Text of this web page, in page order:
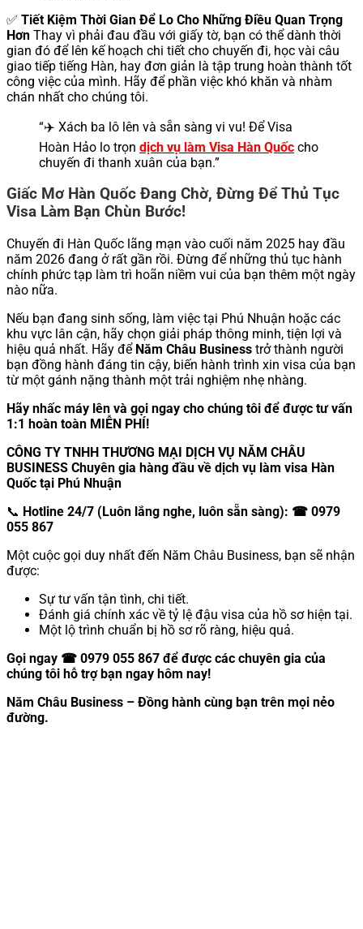
✅ Tiết Kiệm Thời Gian Để Lo Cho Những Điều Quan Trọng
Hơn Thay vì phải đau đầu với giấy tờ, bạn có thể dành thời
gian đó để lên kế hoạch chi tiết cho chuyến đi, học vài câu
giao tiếp tiếng Hàn, hay đơn giản là tập trung hoàn thành tốt
công việc của mình. Hãy để phần việc khó khăn và nhàm
chán nhất cho chúng tôi.
“✈️ Xách ba lô lên và sẵn sàng vi vu! Để Visa
Hoàn Hảo lo trọn dịch vụ làm Visa Hàn Quốc cho
chuyến đi thanh xuân của bạn.”
Giấc Mơ Hàn Quốc Đang Chờ, Đừng Để Thủ Tục
Visa Làm Bạn Chùn Bước!
Chuyến đi Hàn Quốc lãng mạn vào cuối năm 2025 hay đầu
năm 2026 đang ở rất gần rồi. Đừng để những thủ tục hành
chính phức tạp làm trì hoãn niềm vui của bạn thêm một ngày
nào nữa.
Nếu bạn đang sinh sống, làm việc tại Phú Nhuận hoặc các
khu vực lân cận, hãy chọn giải pháp thông minh, tiện lợi và
hiệu quả nhất. Hãy để Năm Châu Business trở thành người
bạn đồng hành đáng tin cậy, biến hành trình xin visa của bạn
từ một gánh nặng thành một trải nghiệm nhẹ nhàng.
Hãy nhấc máy lên và gọi ngay cho chúng tôi để được tư vấn
1:1 hoàn toàn MIỄN PHÍ!
CÔNG TY TNHH THƯƠNG MẠI DỊCH VỤ NĂM CHÂU
BUSINESS Chuyên gia hàng đầu về dịch vụ làm visa Hàn
Quốc tại Phú Nhuận
📞 Hotline 24/7 (Luôn lắng nghe, luôn sẵn sàng): ☎ 0979
055 867
Một cuộc gọi duy nhất đến Năm Châu Business, bạn sẽ nhận
được:
Sự tư vấn tận tình, chi tiết.
Đánh giá chính xác về tỷ lệ đậu visa của hồ sơ hiện tại.
Một lộ trình chuẩn bị hồ sơ rõ ràng, hiệu quả.
Gọi ngay ☎ 0979 055 867 để được các chuyên gia của
chúng tôi hỗ trợ bạn ngay hôm nay!
Năm Châu Business – Đồng hành cùng bạn trên mọi nẻo
đường.